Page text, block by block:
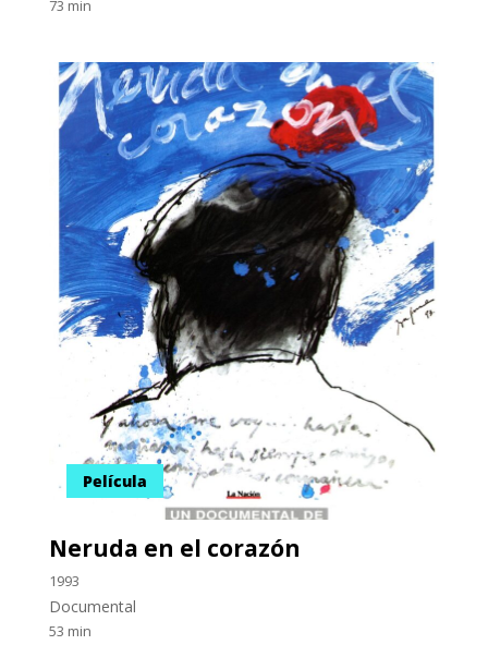
73 min
Película
Neruda en el corazón
1993
Documental
53 min